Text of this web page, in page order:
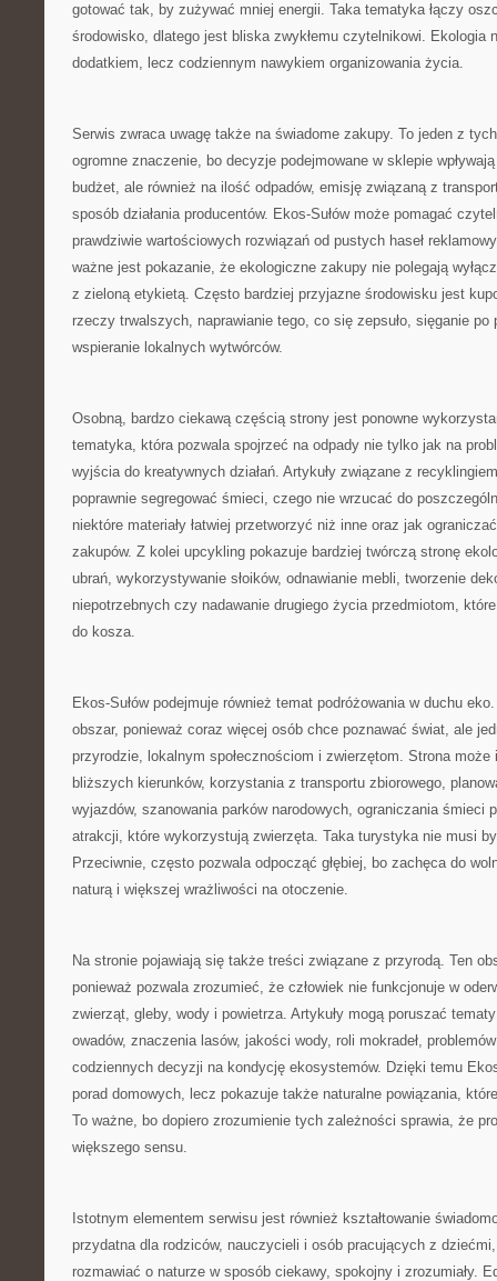
gotować tak, by zużywać mniej energii. Taka tematyka łączy
środowisko, dlatego jest bliska zwykłemu czytelnikowi. Ekologia
dodatkiem, lecz codziennym nawykiem organizowania życia.
Serwis zwraca uwagę także na świadome zakupy. To jeden z
ogromne znaczenie, bo decyzje podejmowane w sklepie
budżet, ale również na ilość odpadów, emisję związaną z
sposób działania producentów. Ekos-Sułów może pomagać
prawdziwie wartościowych rozwiązań od pustych haseł
ważne jest pokazanie, że ekologiczne zakupy nie polegają
z zieloną etykietą. Często bardziej przyjazne środowisku jest
rzeczy trwalszych, naprawianie tego, co się zepsuło, sięganie po
wspieranie lokalnych wytwórców.
Osobną, bardzo ciekawą częścią strony jest ponowne
tematyka, która pozwala spojrzeć na odpady nie tylko jak na
wyjścia do kreatywnych działań. Artykuły związane z
poprawnie segregować śmieci, czego nie wrzucać do
niektóre materiały łatwiej przetworzyć niż inne oraz jak
zakupów. Z kolei upcykling pokazuje bardziej twórczą stronę
ubrań, wykorzystywanie słoików, odnawianie mebli, tworzenie
niepotrzebnych czy nadawanie drugiego życia przedmiotom,
do kosza.
Ekos-Sułów podejmuje również temat podróżowania w duchu
obszar, ponieważ coraz więcej osób chce poznawać świat, ale
przyrodzie, lokalnym społecznościom i zwierzętom. Strona może
bliższych kierunków, korzystania z transportu zbiorowego,
wyjazdów, szanowania parków narodowych, ograniczania śmieci
atrakcji, które wykorzystują zwierzęta. Taka turystyka nie musi
Przeciwnie, często pozwala odpocząć głębiej, bo zachęca do
naturą i większej wrażliwości na otoczenie.
Na stronie pojawiają się także treści związane z przyrodą. Ten
ponieważ pozwala zrozumieć, że człowiek nie funkcjonuje w
zwierząt, gleby, wody i powietrza. Artykuły mogą poruszać
owadów, znaczenia lasów, jakości wody, roli mokradeł,
codziennych decyzji na kondycję ekosystemów. Dzięki temu
porad domowych, lecz pokazuje także naturalne powiązania,
To ważne, bo dopiero zrozumienie tych zależności sprawia, że
większego sensu.
Istotnym elementem serwisu jest również kształtowanie
przydatna dla rodziców, nauczycieli i osób pracujących z
rozmawiać o naturze w sposób ciekawy, spokojny i zrozumiały.